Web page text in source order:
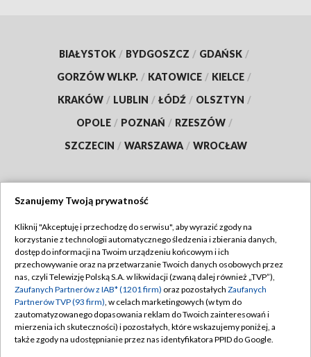
BIAŁYSTOK / BYDGOSZCZ / GDAŃSK /
GORZÓW WLKP. / KATOWICE / KIELCE /
KRAKÓW / LUBLIN / ŁÓDŹ / OLSZTYN /
OPOLE / POZNAŃ / RZESZÓW /
SZCZECIN / WARSZAWA / WROCŁAW
TVP
Abonament TVP
Emisja w TVP
Centrum informacji TVP
Naziemna Telewizja Cyfrowa
Regulamin TVP
Polityka prywatności
Moje zgody
Pomoc
Szanujemy Twoją prywatność
Kliknij "Akceptuję i przechodzę do serwisu", aby wyrazić zgody na
korzystanie z technologii automatycznego śledzenia i zbierania danych,
dostęp do informacji na Twoim urządzeniu końcowym i ich
przechowywanie oraz na przetwarzanie Twoich danych osobowych przez
nas, czyli Telewizję Polską S.A. w likwidacji (zwaną dalej również „TVP”),
Zaufanych Partnerów z IAB* (1201 firm) oraz pozostałych Zaufanych
Partnerów TVP (93 firm), w celach marketingowych (w tym do
zautomatyzowanego dopasowania reklam do Twoich zainteresowań i
mierzenia ich skuteczności) i pozostałych, które wskazujemy poniżej, a
także zgody na udostępnianie przez nas identyfikatora PPID do Google.